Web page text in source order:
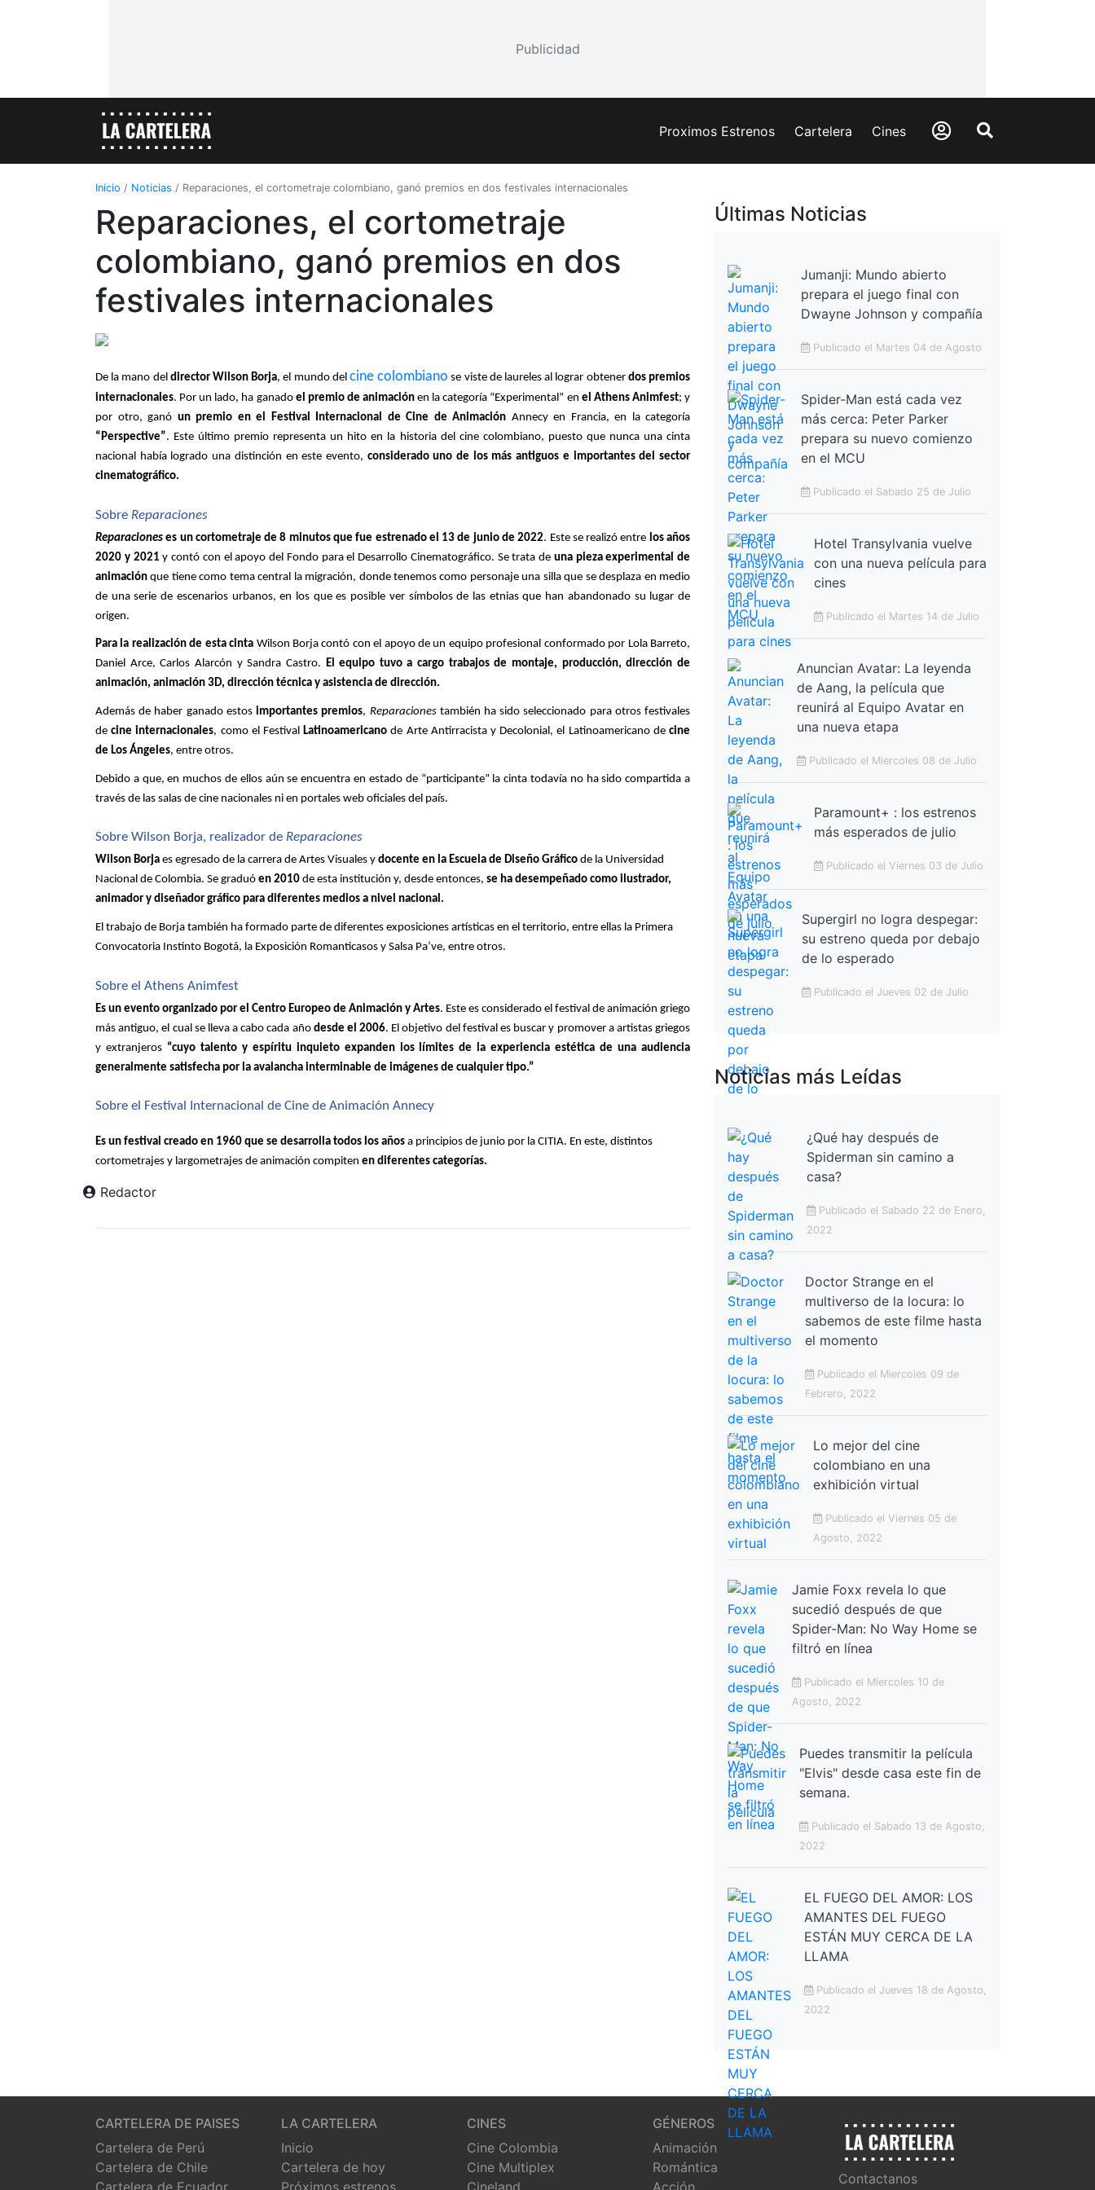
Publicidad
Proximos Estrenos Cartelera Cines
Inicio / Noticias / Reparaciones, el cortometraje colombiano, ganó premios en dos festivales internacionales
Reparaciones, el cortometraje
colombiano, ganó premios en dos
festivales internacionales
De la mano del director Wilson Borja, el mundo del cine colombiano se viste de laureles al lograr obtener dos premios
internacionales. Por un lado, ha ganado el premio de animación en la categoría “Experimental” en el Athens Animfest; y
por otro, ganó un premio en el Festival Internacional de Cine de Animación
“Perspective”. Este último premio representa un hito en la historia del cine colombiano, puesto que nunca una cinta
nacional había logrado una distinción en este evento, considerado uno de los más antiguos e importantes del sector
cinematográfico.
Sobre Reparaciones
Reparaciones es un cortometraje de 8 minutos que fue estrenado el 13 de junio de 2022. Este se realizó entre los años
2020 y 2021 y contó con el apoyo del Fondo para el Desarrollo Cinematográfico. Se trata de una pieza experimental de
animación que tiene como tema central la migración, donde tenemos como personaje una silla que se desplaza en medio
de una serie de escenarios urbanos, en los que es posible ver símbolos de las etnias que han abandonado su lugar de
origen.
Para la realización de esta cinta Wilson Borja contó con el apoyo de un equipo profesional conformado por Lola Barreto,
Daniel Arce, Carlos Alarcón y Sandra Castro. El equipo tuvo a cargo trabajos de montaje, producción, dirección de
animación, animación 3D, dirección técnica y asistencia de dirección.
Además de haber ganado estos importantes premios, Reparaciones también ha sido seleccionado para otros festivales
de cine internacionales, como el Festival Latinoamericano de Arte Antirracista y Decolonial, el Latinoamericano de cine
de Los Ángeles, entre otros.
Debido a que, en muchos de ellos aún se encuentra en estado de “participante” la cinta todavía no ha sido compartida a
través de las salas de cine nacionales ni en portales web oficiales del país.
Sobre Wilson Borja, realizador de Reparaciones
Wilson Borja es egresado de la carrera de Artes Visuales y docente en la Escuela de Diseño Gráfico de la Universidad
Nacional de Colombia. Se graduó en 2010 de esta institución y, desde entonces, se ha desempeñado como ilustrador,
animador y diseñador gráfico para diferentes medios a nivel nacional.
El trabajo de Borja también ha formado parte de diferentes exposiciones artísticas en el territorio, entre ellas la Primera
Convocatoria Instinto Bogotá, la Exposición Romanticasos y Salsa Pa’ve, entre otros.
Sobre el Athens Animfest
Es un evento organizado por el Centro Europeo de Animación y Artes. Este es considerado el festival de animación griego
más antiguo, el cual se lleva a cabo cada año desde el 2006. El objetivo del festival es buscar y promover a artistas griegos
y extranjeros “cuyo talento y espíritu inquieto expanden los límites de la experiencia estética de una audiencia
generalmente satisfecha por la avalancha interminable de imágenes de cualquier tipo.”
Sobre el Festival Internacional de Cine de Animación Annecy
Es un festival creado en 1960 que se desarrolla todos los años a principios de junio por la CITIA. En este, distintos
cortometrajes y largometrajes de animación compiten en diferentes categorías.
Redactor
Últimas Noticias
Jumanji: Mundo abierto
prepara el juego final con
Dwayne Johnson y compañía
Publicado el Martes 04 de Agosto
Spider-Man está cada vez
más cerca: Peter Parker
prepara su nuevo comienzo
en el MCU
Publicado el Sabado 25 de Julio
Hotel Transylvania vuelve
con una nueva película para
cines
Publicado el Martes 14 de Julio
Anuncian Avatar: La leyenda
de Aang, la película que
reunirá al Equipo Avatar en
una nueva etapa
Publicado el Miercoles 08 de Julio
Paramount+ : los estrenos
más esperados de julio
Publicado el Viernes 03 de Julio
Supergirl no logra despegar:
su estreno queda por debajo
de lo esperado
Publicado el Jueves 02 de Julio
Noticias más Leídas
¿Qué hay después de
Spiderman sin camino a
casa?
Publicado el Sabado 22 de Enero,
2022
Doctor Strange en el
multiverso de la locura: lo
sabemos de este filme hasta
el momento
Publicado el Miercoles 09 de
Febrero, 2022
Lo mejor del cine
colombiano en una
exhibición virtual
Publicado el Viernes 05 de
Agosto, 2022
Jamie Foxx revela lo que
sucedió después de que
Spider-Man: No Way Home se
filtró en línea
Publicado el Miercoles 10 de
Agosto, 2022
Puedes transmitir la película
"Elvis" desde casa este fin de
semana.
Publicado el Sabado 13 de Agosto,
2022
EL FUEGO DEL AMOR: LOS
AMANTES DEL FUEGO
ESTÁN MUY CERCA DE LA
LLAMA
Publicado el Jueves 18 de Agosto,
2022
CARTELERA DE PAISES
Cartelera de Perú
Cartelera de Chile
LA CARTELERA
Inicio
Cartelera de hoy
CINES
Cine Colombia
Cine Multiplex
GÉNEROS
Animación
Romántica
Contactanos